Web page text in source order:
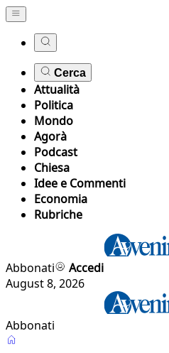
Cerca
Attualità
Politica
Mondo
Agorà
Podcast
Chiesa
Idee e Commenti
Economia
Rubriche
Abbonati
Accedi
August 8, 2026
Abbonati